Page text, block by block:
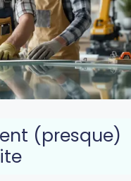
(presque)